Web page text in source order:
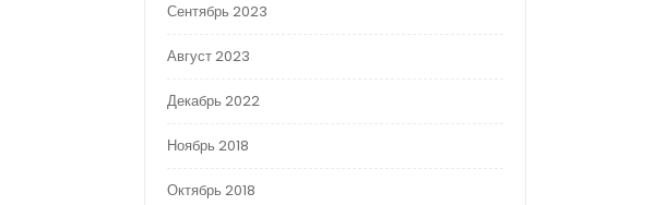
Сентябрь 2023
Август 2023
Декабрь 2022
Ноябрь 2018
Октябрь 2018